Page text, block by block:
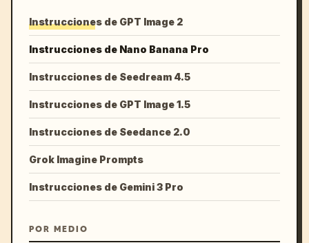
Instrucciones de GPT Image 2
Instrucciones de Nano Banana Pro
Instrucciones de Seedream 4.5
Instrucciones de GPT Image 1.5
Instrucciones de Seedance 2.0
Grok Imagine Prompts
Instrucciones de Gemini 3 Pro
POR MEDIO